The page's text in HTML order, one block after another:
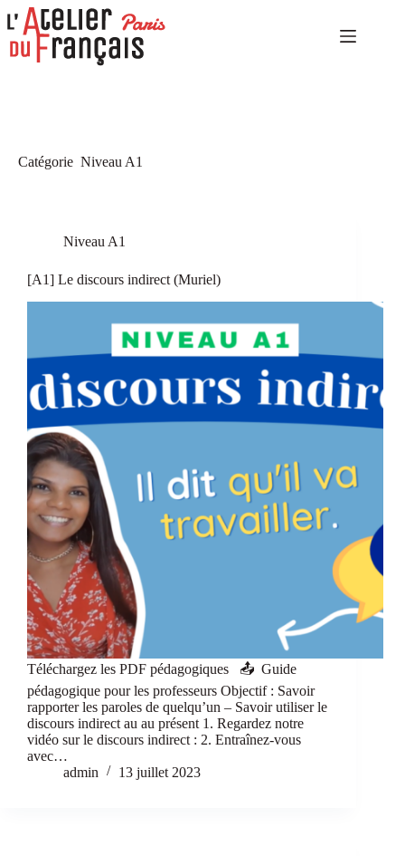
Passer
contenu
Accueil
Culture
tourisme
histoire
Contact
Catégorie Niveau A1
Niveau A1
[A1] Le discours indirect (Muriel)
Téléchargez les PDF pédagogiques 📤 Guide
pédagogique pour les professeurs Objectif : Savoir
rapporter les paroles de quelqu’un – Savoir utiliser le
discours indirect au au présent 1. Regardez notre
vidéo sur le discours indirect : 2. Entraînez-vous
avec…
admin
13 juillet 2023